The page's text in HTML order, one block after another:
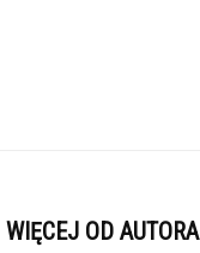
WIĘCEJ OD AUTORA